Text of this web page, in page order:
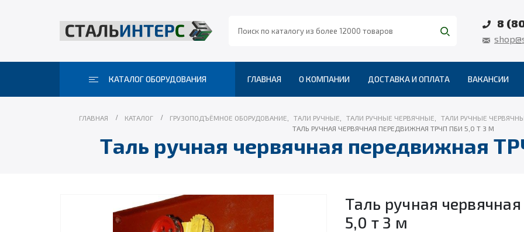
8
КАТАЛОГ ОБОРУДОВАНИЯ ГЛАВНАЯ О КОМПАНИИ ДОСТАВКА И ОПЛАТА ВАКАНСИИ
ГЛАВНАЯ КАТАЛОГ ГРУЗОПОДЪЁМНОЕ ОБОРУДОВАНИЕ ТАЛИ РУЧНЫЕ ТАЛИ РУЧНЫЕ ЧЕРВЯЧНЫЕ
ТАЛИ РУЧНЫЕ
ТАЛЬ РУЧНАЯ ЧЕРВЯЧНАЯ ПЕРЕДВИЖНАЯ ТРЧП ПБИ 5,0 Т 3 М
Таль ручная червячная передвижная
Таль ручная
5,0 т 3 м